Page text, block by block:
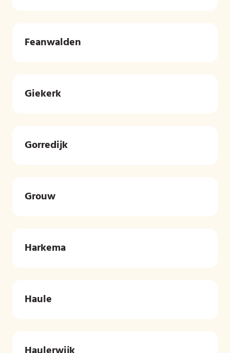
Feanwalden
Giekerk
Gorredijk
Grouw
Harkema
Haule